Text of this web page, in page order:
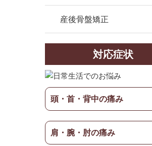
産後骨盤矯正
対応症状
頭・首・背中の痛み
肩・腕・肘の痛み